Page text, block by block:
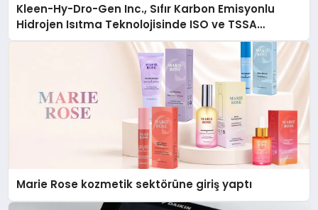
Kleen-Hy-Dro-Gen Inc., Sıfır Karbon Emisyonlu
Hidrojen Isıtma Teknolojisinde ISO ve TSSA
Düzenleyici Onaylarını Aldı
Marie Rose kozmetik sektörüne giriş yaptı